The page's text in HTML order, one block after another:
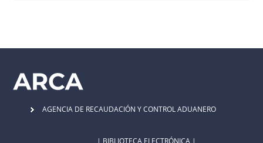
AGENCIA DE RECAUDACIÓN Y CONTROL ADUANERO
| BIBLIOTECA ELECTRÓNICA |